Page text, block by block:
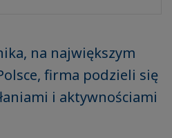
na największym
firma podzieli się
i aktywnościami